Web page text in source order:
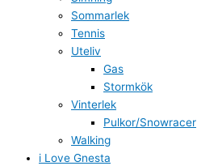
Sommarlek
Tennis
Uteliv
Gas
Stormkök
Vinterlek
Pulkor/Snowracer
Walking
i Love Gnesta